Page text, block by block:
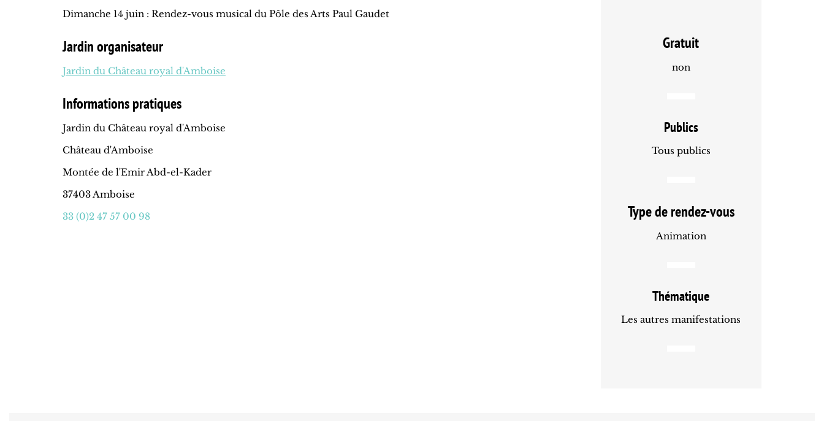
Dimanche 14 juin : Rendez-vous musical du Pôle des Arts Paul Gaudet
Jardin organisateur
Jardin du Château royal d'Amboise
Informations pratiques
Jardin du Château royal d'Amboise
Château d'Amboise
Montée de l'Emir Abd-el-Kader
37403 Amboise
33 (0)2 47 57 00 98
Gratuit
non
Publics
Tous publics
Type de rendez-vous
Animation
Thématique
Les autres manifestations